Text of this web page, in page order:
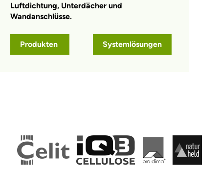
Luftdichtung, Unterdächer und
Wandanschlüsse.
Produkten Systemlösungen